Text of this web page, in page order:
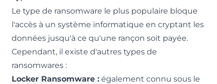
Le type de ransomware le plus populaire bloque
l'accès à un système informatique en cryptant les
données jusqu'à ce qu'une rançon soit payée.
Cependant, il existe d'autres types de
ransomwares :
Locker Ransomware : également connu sous le